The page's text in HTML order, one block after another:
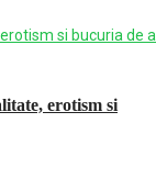
erotism si